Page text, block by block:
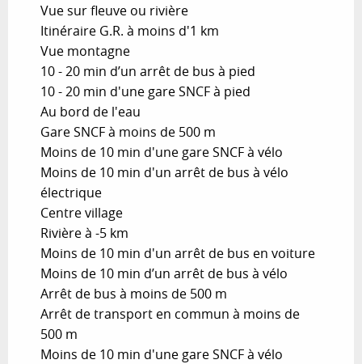
Vue sur fleuve ou rivière
Itinéraire G.R. à moins d'1 km
Vue montagne
10 - 20 min d’un arrêt de bus à pied
10 - 20 min d'une gare SNCF à pied
Au bord de l'eau
Gare SNCF à moins de 500 m
Moins de 10 min d'une gare SNCF à vélo
Moins de 10 min d'un arrêt de bus à vélo
électrique
Centre village
Rivière à -5 km
Moins de 10 min d'un arrêt de bus en voiture
Moins de 10 min d’un arrêt de bus à vélo
Arrêt de bus à moins de 500 m
Arrêt de transport en commun à moins de
500 m
Moins de 10 min d'une gare SNCF à vélo